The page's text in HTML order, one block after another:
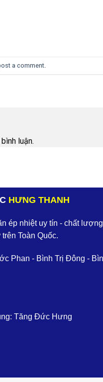
a comment
luận.
HƯNG THANH
ép nhiệt uy tín - chất
Toàn Quốc.
Phan - Bình Trị Đông -
Tăng Đức Hưng